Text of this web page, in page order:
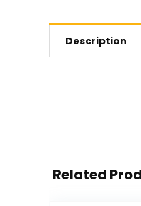
Description
Related